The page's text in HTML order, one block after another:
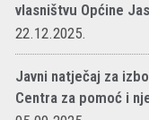
vlasništvu Općine
22.12.2025.
Javni natječaj za
Centra za pomoć i